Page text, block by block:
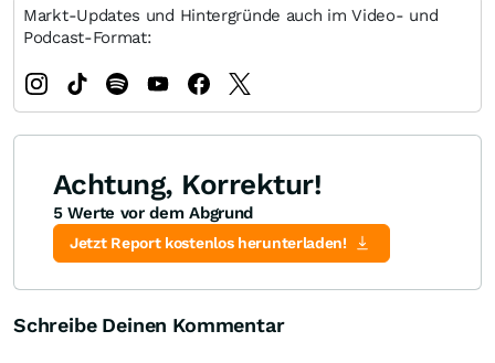
Markt-Updates und Hintergründe auch im Video- und
Podcast-Format:
Achtung, Korrektur!
5 Werte vor dem Abgrund
Jetzt Report kostenlos herunterladen!
Schreibe Deinen Kommentar